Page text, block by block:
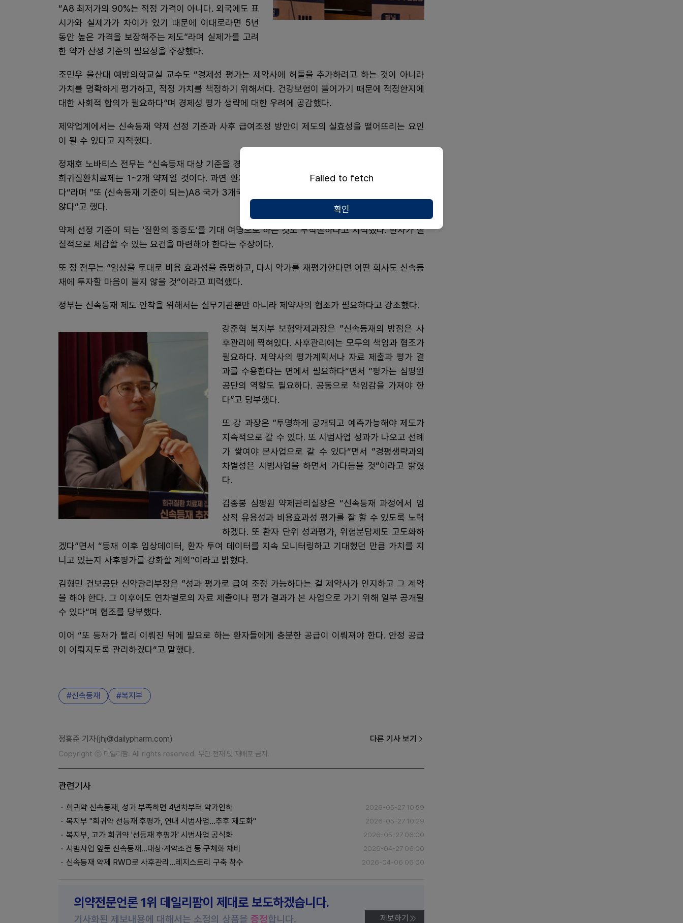
“A8 최저가의 90%는 적정 가격이 아니다. 외국에도 표
시가와 실제가가 차이가 있기 때문에 이대로라면 5년
동안 높은 가격을 보장해주는 제도”라며 실제가를 고려
한 약가 산정 기준의 필요성을 주장했다.
조민우 울산대 예방의학교실 교수도 “경제성 평가는 제약사에 허들을 추가하려고 하는 것이 아니라
가치를 명확하게 평가하고, 적정 가치를 책정하기 위해서다. 건강보험이 들어가기 때문에 적정한지에
대한 사회적 합의가 필요하다”며 경제성 평가 생략에 대한 우려에 공감했다.
제약업계에서는 신속등재 약제 선정 기준과 사후 급여조정 방안이 제도의 실효성을 떨어뜨리는 요인
이 될 수 있다고 지적했다.
정재호 노바티스 전무는 ”신속등재 대상 기준을 경평 면제 규정에서 그대로 따오고 있다. 여기에 맞는
희귀질환치료제는 1~2개 약제일 것이다. 과연 환자 접근성 강화의 목표를 달성할 수 있을지 의문이
다“라며 ”또 (신속등재 기준이 되는)A8 국가 3개국 등재를 기다려야 하는 것도 신속등재 취지에 맞지
않다“고 했다.
약제 선정 기준이 되는 ‘질환의 중증도’를 기대 여명으로 하는 것도 부적절하다고 지적했다. 환자가 실
질적으로 체감할 수 있는 요건을 마련해야 한다는 주장이다.
또 정 전무는 ”임상을 토대로 비용 효과성을 증명하고, 다시 약가를 재평가한다면 어떤 회사도 신속등
재에 투자할 마음이 들지 않을 것“이라고 피력했다.
정부는 신속등재 제도 안착을 위해서는 실무기관뿐만 아니라 제약사의 협조가 필요하다고 강조했다.
강준혁 복지부 보험약제과장은 ”신속등재의 방점은 사
후관리에 찍혀있다. 사후관리에는 모두의 책임과 협조가
필요하다. 제약사의 평가계획서나 자료 제출과 평가 결
과를 수용한다는 면에서 필요하다“면서 ”평가는 심평원
공단의 역할도 필요하다. 공동으로 책임감을 가져야 한
다“고 당부했다.
또 강 과장은 ”투명하게 공개되고 예측가능해야 제도가
지속적으로 갈 수 있다. 또 시범사업 성과가 나오고 선례
가 쌓여야 본사업으로 갈 수 있다“면서 ”경평생략과의
차별성은 시범사업을 하면서 가다듬을 것“이라고 밝혔
다.
김종봉 심평원 약제관리실장은 “신속등재 과정에서 임
상적 유용성과 비용효과성 평가를 잘 할 수 있도록 노력
하겠다. 또 환자 단위 성과평가, 위험분담제도 고도화하
겠다”면서 “등재 이후 임상데이터, 환자 투여 데이터를 지속 모니터링하고 기대했던 만큼 가치를 지
니고 있는지 사후평가를 강화할 계획”이라고 밝혔다.
김형민 건보공단 신약관리부장은 ”성과 평가로 급여 조정 가능하다는 걸 제약사가 인지하고 그 계약
을 해야 한다. 그 이후에도 연차별로의 자료 제출이나 평가 결과가 본 사업으로 가기 위해 일부 공개될
수 있다“며 협조를 당부했다.
이어 “또 등재가 빨리 이뤄진 뒤에 필요로 하는 환자들에게 충분한 공급이 이뤄져야 한다. 안정 공급
이 이뤄지도록 관리하겠다“고 말했다.
신속등재 복지부
정흥준 기자(jhj@dailypharm.com) 다른 기사 보기
Copyright ⓒ 데일리팜. All rights reserved. 무단 전재 및 재배포 금지.
관련기사
희귀약 신속등재, 성과 부족하면 4년차부터 약가인하 2026-05-27 10:59
복지부 "희귀약 선등재 후평가, 연내 시범사업…추후 제도화" 2026-05-27 10:29
복지부, 고가 희귀약 '선등재 후평가' 시범사업 공식화 2026-05-27 06:00
시범사업 앞둔 신속등재...대상·계약조건 등 구체화 채비 2026-04-27 06:00
신속등재 약제 RWD로 사후관리...레지스트리 구축 착수 2026-04-06 06:00
의약전문언론 1위 데일리팜이 제대로 보도하겠습니다.
기사화된 제보내용에 대해서는 소정의 상품을 증정합니다. 제보하기
Failed to fetch
확인